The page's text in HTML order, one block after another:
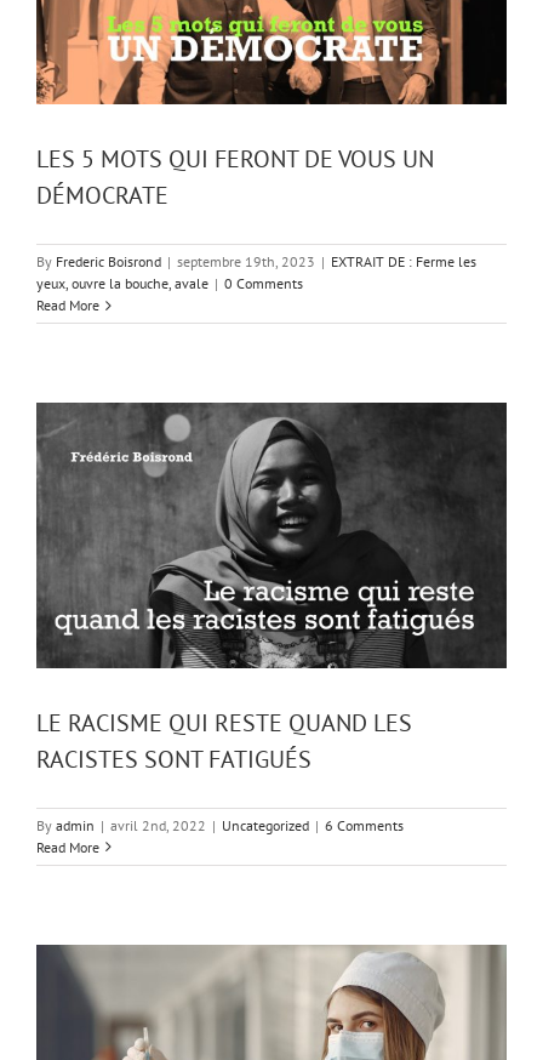
LES 5 MOTS QUI FERONT DE VOUS UN
DÉMOCRATE
By Frederic Boisrond | septembre 19th, 2023 | EXTRAIT DE : Ferme les
yeux, ouvre la bouche, avale | 0 Comments
Read More
LE RACISME QUI RESTE QUAND LES
RACISTES SONT FATIGUÉS
By admin | avril 2nd, 2022 | Uncategorized | 6 Comments
Read More